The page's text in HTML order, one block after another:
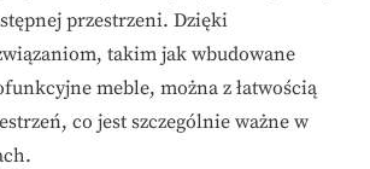
przestrzeni. Dzięki
takim jak wbudowane
meble, można z łatwością
co jest szczególnie ważne w